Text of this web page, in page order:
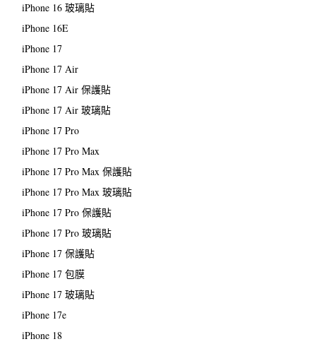
iPhone 16 玻璃貼
iPhone 16E
iPhone 17
iPhone 17 Air
iPhone 17 Air 保護貼
iPhone 17 Air 玻璃貼
iPhone 17 Pro
iPhone 17 Pro Max
iPhone 17 Pro Max 保護貼
iPhone 17 Pro Max 玻璃貼
iPhone 17 Pro 保護貼
iPhone 17 Pro 玻璃貼
iPhone 17 保護貼
iPhone 17 包膜
iPhone 17 玻璃貼
iPhone 17e
iPhone 18